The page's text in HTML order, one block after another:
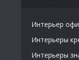
Интерьер
Интерьеры
Интерьеры